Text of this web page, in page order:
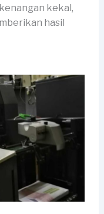
kekal,
hasil